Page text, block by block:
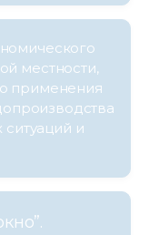
местности,
применения
и